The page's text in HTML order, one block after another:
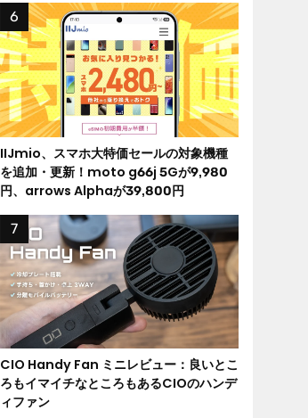
IIJmio、スマホ大特価セールの対象機種
を追加・更新！moto g66j 5Gが9,980
円、arrows Alphaが39,800円
CIO Handy Fan ミニレビュー：良いとこ
ろもイマイチなところもあるCIOのハンデ
ィファン